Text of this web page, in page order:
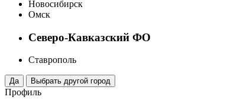
Новосибирск
Омск
Северо-Кавказский ФО
Ставрополь
Профиль